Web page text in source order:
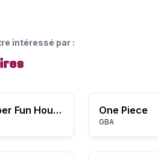
intéressé par :
Krusty's Super Fun House (Europe) One Piece
GBA